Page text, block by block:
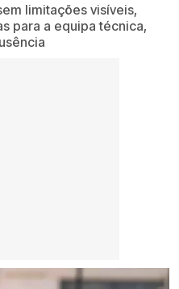
limitações visíveis,
para a equipa técnica,